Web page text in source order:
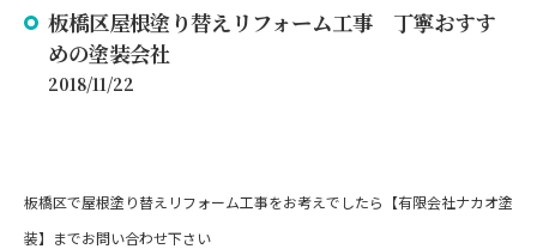
板橋区屋根塗り替えリフォーム工事 丁寧おすす
めの塗装会社
2018/11/22
板橋区で屋根塗り替えリフォーム工事をお考えでしたら【有限会社ナカオ塗
装】までお問い合わせ下さい